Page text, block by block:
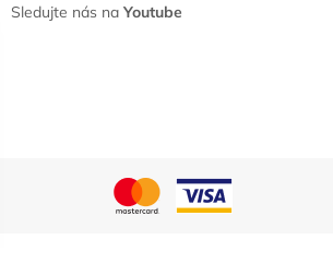
Sledujte nás na Youtube